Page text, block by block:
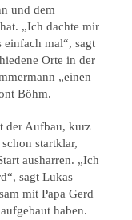
und dem
„Ich dachte mir
einfach mal“, sagt
Orte in der
„einen
Böhm.
der Aufbau, kurz
startklar,
ausharren. „Ich
sagt Lukas
mit Papa Gerd
haben.